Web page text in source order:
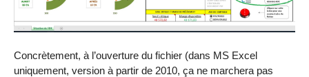
Concrètement, à l’ouverture du fichier (dans MS Excel
uniquement, version à partir de 2010, ça ne marchera pas